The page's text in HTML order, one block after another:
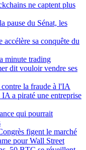
ne captent plus
pause du Sénat, les
accélère sa conquête du
minute trading
dit vouloir vendre ses
la fraude à l'IA
a piraté une entreprise
qui pourrait
figent le marché
pour Wall Street